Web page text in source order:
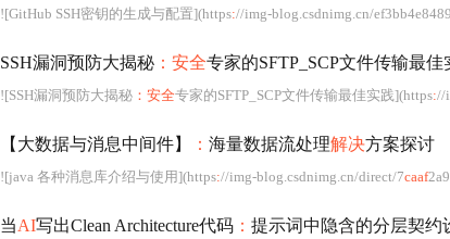
![GitHub SSH密钥的生成与配置](https://img-blog.csdnimg.cn/
SSH漏洞预防大揭秘 ：安全专家的SFTP_SCP文件传输最佳
![SSH漏洞预防大揭秘 ：安全专家的SFTP_SCP文件传输最佳实践](https://
【大数据与消息中间件】 ： 海量数据流处理解决方案探讨
![java 各种消息库介绍与使用](https://img-blog.csdnimg.cn/direct/7caaf
当AI写出Clean Architecture代码 ： 提示词中隐含的分层契约